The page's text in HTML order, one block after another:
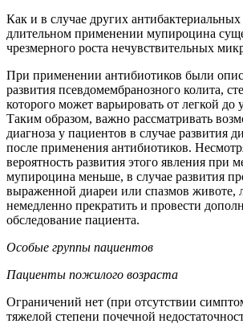
Как и в случае других
длительном применении мупироцина
чрезмерного роста нечувствительных
При применении антибиотиков были
развития псевдомембранозного колита,
которого может варьировать от легкой
Таким образом, важно рассматривать
диагноза у пациентов в случае развития
после применения антибиотиков.
вероятность развития этого явления при
мупироцина меньше, в случае развития
выраженной диареи или спазмов животе,
немедленно прекратить и провести
обследование пациента.
Особые группы пациентов
Пациенты пожилого возраста
Ограничений нет (при отсутствии
тяжелой степени почечной